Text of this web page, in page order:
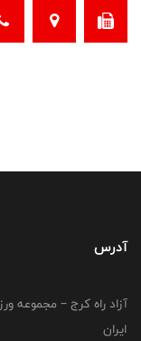
آدرس
آزاد راه کرج – مجموعه
ایران